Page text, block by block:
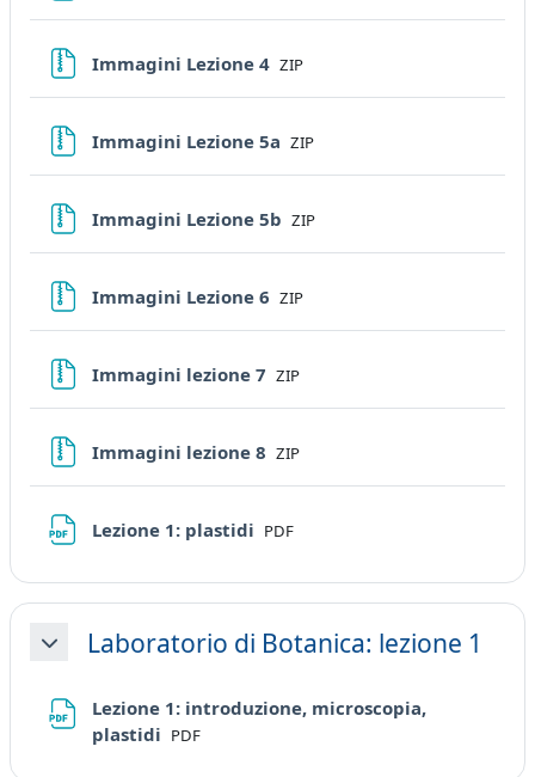
Immagini Lezione 4 File
ZIP
Immagini Lezione 5a File
ZIP
Immagini Lezione 5b File
ZIP
Immagini Lezione 6 File
ZIP
Immagini lezione 7 File
ZIP
Immagini lezione 8 File
ZIP
Lezione 1: plastidi File
PDF
MinimizzaLaboratorio di Botanica: lezione 1
Lezione 1: introduzione, microscopia,
plastidi File
PDF